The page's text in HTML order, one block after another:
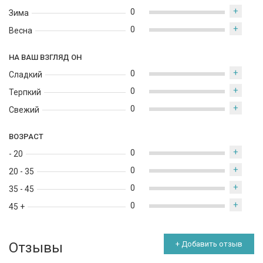
Зима
Весна
0 +
0 +
НА ВАШ ВЗГЛЯД ОН
Сладкий
Терпкий
Свежий
0 +
0 +
0 +
ВОЗРАСТ
- 20
20 - 35
35 - 45
45 +
0 +
0 +
0 +
0 +
Отзывы + Добавить отзыв